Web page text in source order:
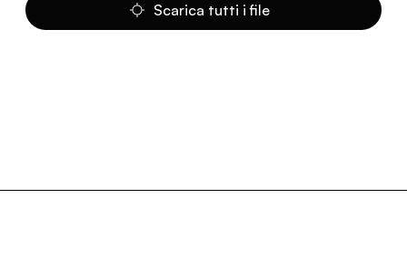
Scarica tutti i file